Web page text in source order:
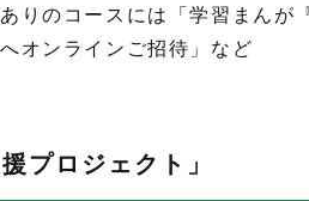
りのコースには「学習まんが
オンラインご招待」など
プロジェクト」